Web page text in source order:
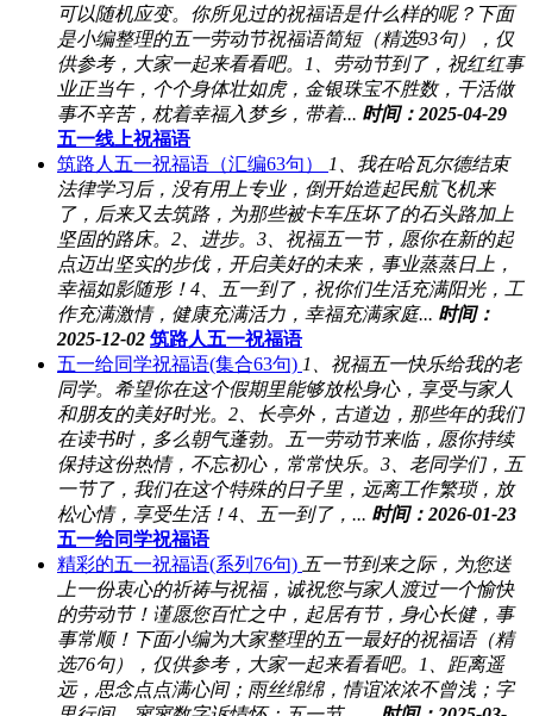
可以随机应变。你所见过的祝福语是什么样的呢？下面
是小编整理的五一劳动节祝福语简短（精选93句），仅
供参考，大家一起来看看吧。1、劳动节到了，祝红红事
业正当午，个个身体壮如虎，金银珠宝不胜数，干活做
事不辛苦，枕着幸福入梦乡，带着... 时间：2025-04-29
五一线上祝福语
筑路人五一祝福语（汇编63句）
1、我在哈瓦尔德结束
法律学习后，没有用上专业，倒开始造起民航飞机来
了，后来又去筑路，为那些被卡车压坏了的石头路加上
坚固的路床。2、进步。3、祝福五一节，愿你在新的起
点迈出坚实的步伐，开启美好的未来，事业蒸蒸日上，
幸福如影随形！4、五一到了，祝你们生活充满阳光，工
作充满激情，健康充满活力，幸福充满家庭... 时间：
2025-12-02 筑路人五一祝福语
五一给同学祝福语(集合63句) 1、祝福五一快乐给我的老
同学。希望你在这个假期里能够放松身心，享受与家人
和朋友的美好时光。2、长亭外，古道边，那些年的我们
在读书时，多么朝气蓬勃。五一劳动节来临，愿你持续
保持这份热情，不忘初心，常常快乐。3、老同学们，五
一节了，我们在这个特殊的日子里，远离工作繁琐，放
松心情，享受生活！4、五一到了，... 时间：2026-01-23
五一给同学祝福语
精彩的五一祝福语(系列76句) 五一节到来之际，为您送
上一份衷心的祈祷与祝福，诚祝您与家人渡过一个愉快
的劳动节！谨愿您百忙之中，起居有节，身心长健，事
事常顺！下面小编为大家整理的五一最好的祝福语（精
选76句），仅供参考，大家一起来看看吧。1、距离遥
远，思念点点满心间；雨丝绵绵，情谊浓浓不曾浅；字